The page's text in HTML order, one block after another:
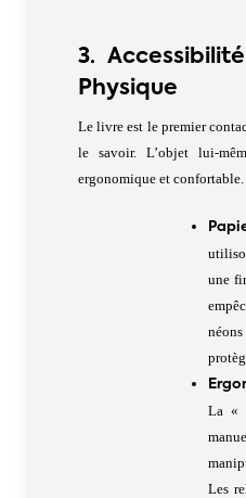
3.
Physique
Le livre est le premier
le savoir. L’objet lui-
ergonomique et confortable.
une
La «
Les